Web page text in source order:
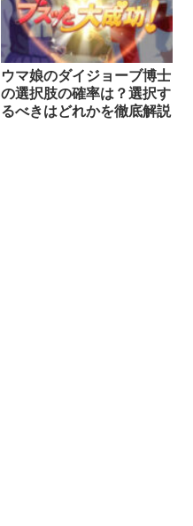
ウマ娘のダイジョーブ博士
の選択肢の確率は？選択す
るべきはどれかを徹底解説